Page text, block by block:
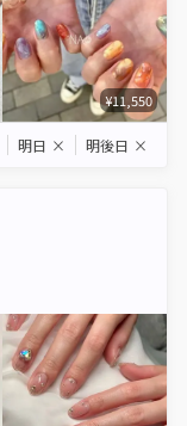
¥11,550
明日 × 明後日 ×